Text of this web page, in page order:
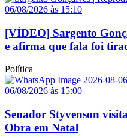
06/08/2026 às 15:10
[VÍDEO] Sargento
e afirma que fala foi
Política
06/08/2026 às 15:00
Senador Styvenson
Obra em Natal